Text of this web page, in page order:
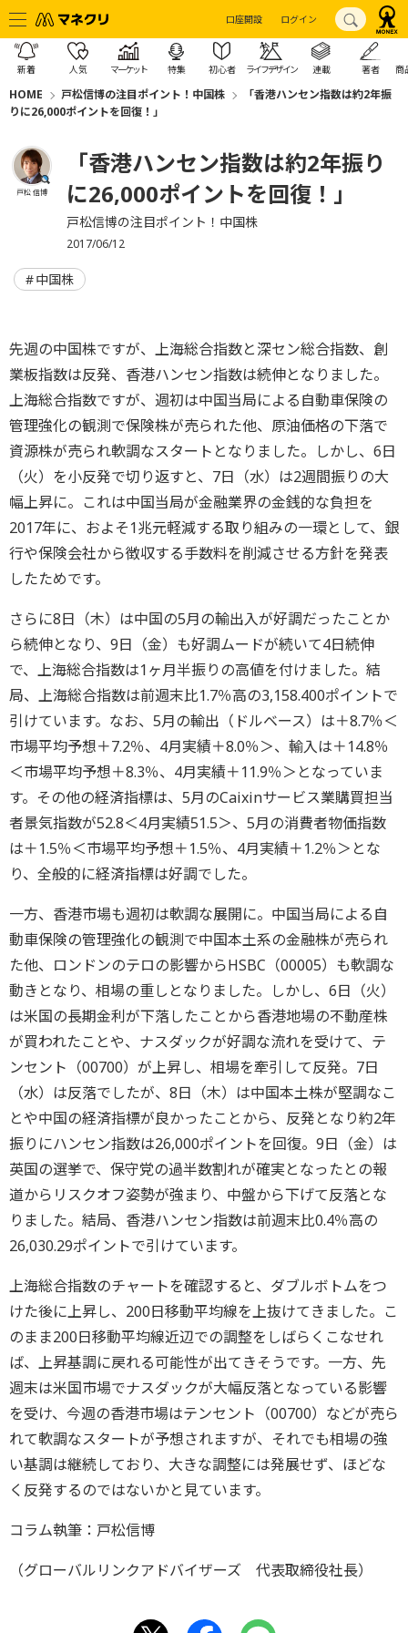
口座開設 ログイン
新着 人気 マーケット 特集 初心者 ライフデザイン 連載 著者 商
HOME 戸松信博の注目ポイント！中国株
「香港ハンセン指数は約2年振
りに26,000ポイントを回復！」
戸松 信博
「香港ハンセン指数は約2年振り
に26,000ポイントを回復！」
戸松信博の注目ポイント！中国株
2017/06/12
中国株
先週の中国株ですが、上海総合指数と深セン総合指数、創
業板指数は反発、香港ハンセン指数は続伸となりました。
上海総合指数ですが、週初は中国当局による自動車保険の
管理強化の観測で保険株が売られた他、原油価格の下落で
資源株が売られ軟調なスタートとなりました。しかし、6日
（火）を小反発で切り返すと、7日（水）は2週間振りの大
幅上昇に。これは中国当局が金融業界の金銭的な負担を
2017年に、およそ1兆元軽減する取り組みの一環として、銀
行や保険会社から徴収する手数料を削減させる方針を発表
したためです。
さらに8日（木）は中国の5月の輸出入が好調だったことか
ら続伸となり、9日（金）も好調ムードが続いて4日続伸
で、上海総合指数は1ヶ月半振りの高値を付けました。結
局、上海総合指数は前週末比1.7％高の3,158.400ポイントで
引けています。なお、5月の輸出（ドルベース）は＋8.7％＜
市場平均予想＋7.2％、4月実績＋8.0％＞、輸入は＋14.8％
＜市場平均予想＋8.3％、4月実績＋11.9％＞となっていま
す。その他の経済指標は、5月のCaixinサービス業購買担当
者景気指数が52.8＜4月実績51.5＞、5月の消費者物価指数
は＋1.5％＜市場平均予想＋1.5％、4月実績＋1.2％＞とな
り、全般的に経済指標は好調でした。
一方、香港市場も週初は軟調な展開に。中国当局による自
動車保険の管理強化の観測で中国本土系の金融株が売られ
た他、ロンドンのテロの影響からHSBC（00005）も軟調な
動きとなり、相場の重しとなりました。しかし、6日（火）
は米国の長期金利が下落したことから香港地場の不動産株
が買われたことや、ナスダックが好調な流れを受けて、テ
ンセント（00700）が上昇し、相場を牽引して反発。7日
（水）は反落でしたが、8日（木）は中国本土株が堅調なこ
とや中国の経済指標が良かったことから、反発となり約2年
振りにハンセン指数は26,000ポイントを回復。9日（金）は
英国の選挙で、保守党の過半数割れが確実となったとの報
道からリスクオフ姿勢が強まり、中盤から下げて反落とな
りました。結局、香港ハンセン指数は前週末比0.4％高の
26,030.29ポイントで引けています。
上海総合指数のチャートを確認すると、ダブルボトムをつ
けた後に上昇し、200日移動平均線を上抜けてきました。こ
のまま200日移動平均線近辺での調整をしばらくこなせれ
ば、上昇基調に戻れる可能性が出てきそうです。一方、先
週末は米国市場でナスダックが大幅反落となっている影響
を受け、今週の香港市場はテンセント（00700）などが売ら
れて軟調なスタートが予想されますが、それでも相場の強
い基調は継続しており、大きな調整には発展せず、ほどな
く反発するのではないかと見ています。
コラム執筆：戸松信博
（グローバルリンクアドバイザーズ 代表取締役社長）